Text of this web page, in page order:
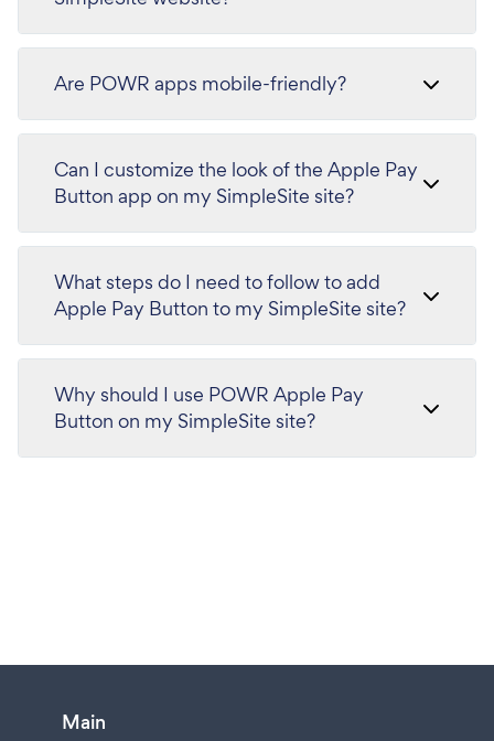
Are POWR apps mobile-friendly?
Can I customize the look of the Apple Pay
Button app on my SimpleSite site?
What steps do I need to follow to add
Apple Pay Button to my SimpleSite site?
Why should I use POWR Apple Pay
Button on my SimpleSite site?
Main